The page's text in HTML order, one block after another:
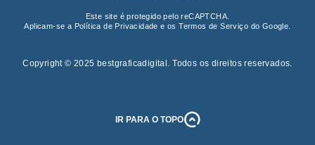
Este site é protegido pelo reCAPTCHA.
Aplicam-se a Política de Privacidade e osTermos de Serviço do Google.
Copyright © 2025 bestgraficadigital . Todos os direitos reservados.
IR PARA O TOPO